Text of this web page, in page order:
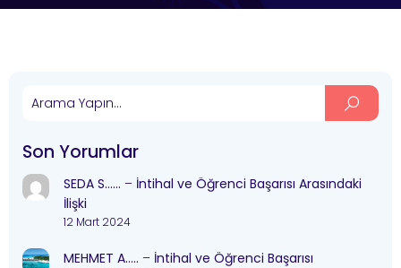
Son Yorumlar
SEDA S…… – İntihal ve Öğrenci Başarısı Arasındaki
İlişki
12 Mart 2024
MEHMET A….. – İntihal ve Öğrenci Başarısı